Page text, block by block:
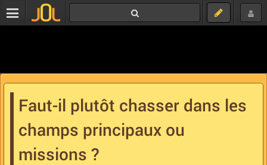
Faut-il plutôt chasser dans les
champs principaux ou
missions ?